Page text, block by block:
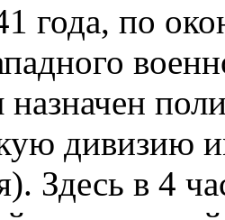
года, по
дивизию
Здесь в 4